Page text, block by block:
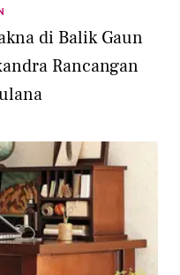
di Balik Gaun
Rancangan